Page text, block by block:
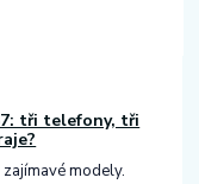
tři telefony, tři
modely.